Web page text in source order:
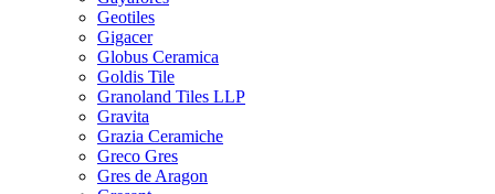
Geotiles
Gigacer
Globus Ceramica
Goldis Tile
Granoland Tiles LLP
Gravita
Grazia Ceramiche
Greco Gres
Gres de Aragon